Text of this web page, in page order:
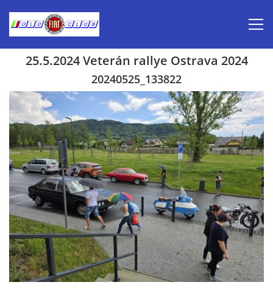
Inzerce prodej
Aktuálně-pozvánky
Kalendář veteránských akcí 2026
Prvomájová jízda 2026
Old Fiat Club historie
25.5.2024 Veterán rallye Ostrava 2024
20240525_133822